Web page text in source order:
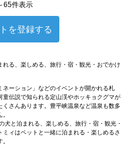
65件表示
を登録する
る、楽しめる、旅行・宿・観光・おでかけ
ーション」などのイベントが開かれる札
伝説で知られる定山渓やホッキョクグマが
さんあります。豊平峡温泉など温泉も数多
犬と泊まれる、楽しめる、旅行・宿・観光・
ィはペットと一緒に泊まれる・楽しめるさ